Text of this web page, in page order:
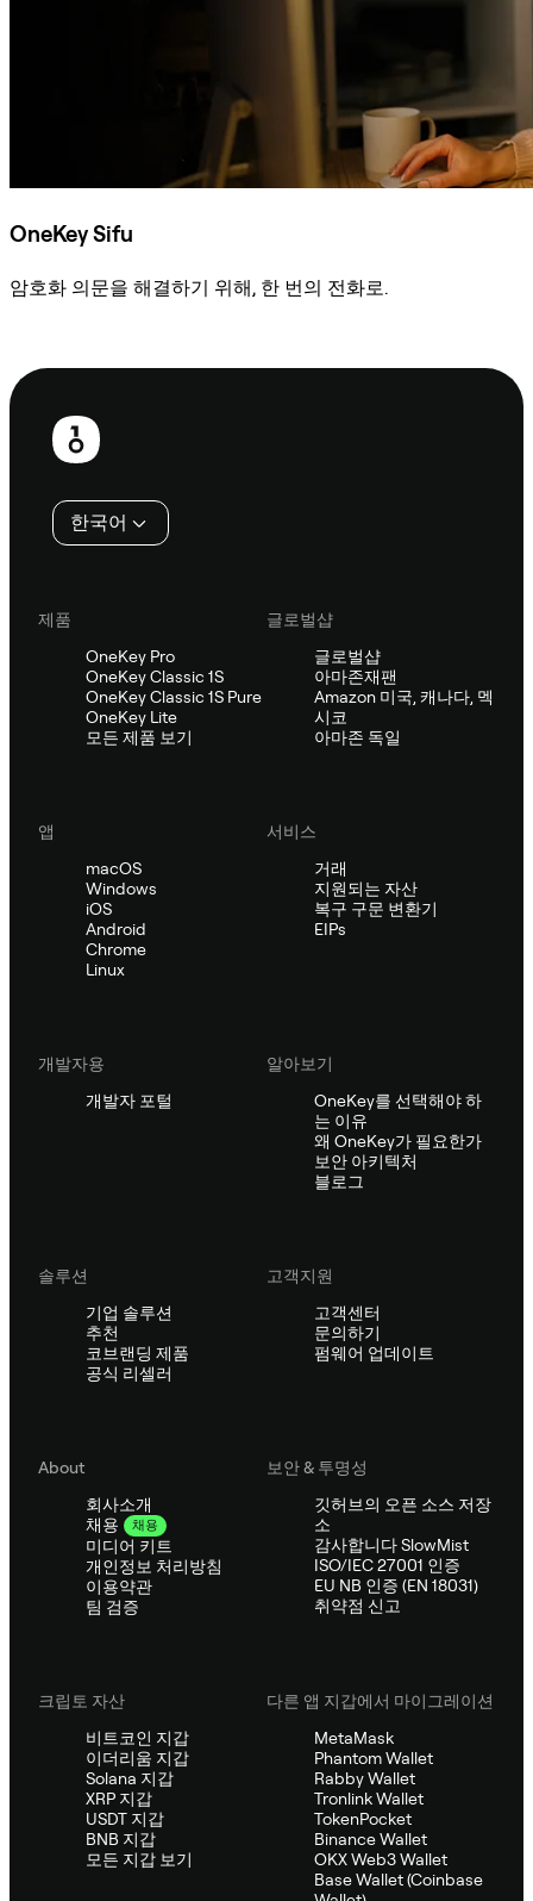
OneKey Sifu
암호화 의문을 해결하기 위해, 한 번의 전화로.
보
한국어
제품
OneKey Pro
OneKey Classic 1S
OneKey Classic 1S Pure
OneKey Lite
모든 제품 보기
글로벌샵
글로벌샵
아마존재팬
Amazon 미국, 캐나다, 멕
시코
아마존 독일
앱
macOS
Windows
iOS
Android
Chrome
Linux
서비스
거래
지원되는 자산
복구 구문 변환기
EIPs
개발자용
개발자 포털
알아보기
OneKey를 선택해야 하
는 이유
왜 OneKey가 필요한가
보안 아키텍처
블로그
솔루션
기업 솔루션
추천
코브랜딩 제품
공식 리셀러
고객지원
고객센터
문의하기
펌웨어 업데이트
About
회사소개
채용
채용
미디어 키트
개인정보 처리방침
이용약관
팀 검증
보안 & 투명성
깃허브의 오픈 소스 저장
소
감사합니다 SlowMist
ISO/IEC 27001 인증
EU NB 인증 (EN 18031)
취약점 신고
크립토 자산
비트코인 지갑
이더리움 지갑
Solana 지갑
XRP 지갑
USDT 지갑
BNB 지갑
모든 지갑 보기
다른 앱 지갑에서 마이그레이션
MetaMask
Phantom Wallet
Rabby Wallet
Tronlink Wallet
TokenPocket
Binance Wallet
OKX Web3 Wallet
Base Wallet (Coinbase